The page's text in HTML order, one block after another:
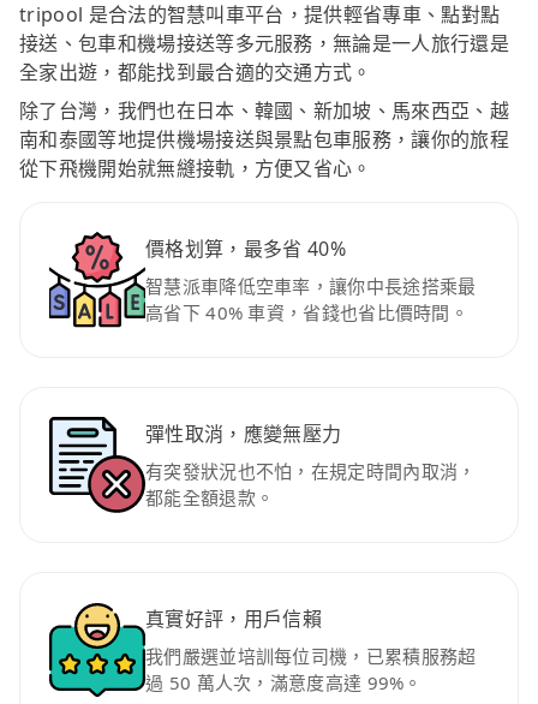
tripool 是合法的智慧叫車平台，提供輕省專車、點對點
接送、包車和機場接送等多元服務，無論是一人旅行還是
全家出遊，都能找到最合適的交通方式。
除了台灣，我們也在日本、韓國、新加坡、馬來西亞、越
南和泰國等地提供機場接送與景點包車服務，讓你的旅程
從下飛機開始就無縫接軌，方便又省心。
價格划算，最多省 40%
智慧派車降低空車率，讓你中長途搭乘最
高省下 40% 車資，省錢也省比價時間。
彈性取消，應變無壓力
有突發狀況也不怕，在規定時間內取消，
都能全額退款。
真實好評，用戶信賴
我們嚴選並培訓每位司機，已累積服務超
過 50 萬人次，滿意度高達 99%。